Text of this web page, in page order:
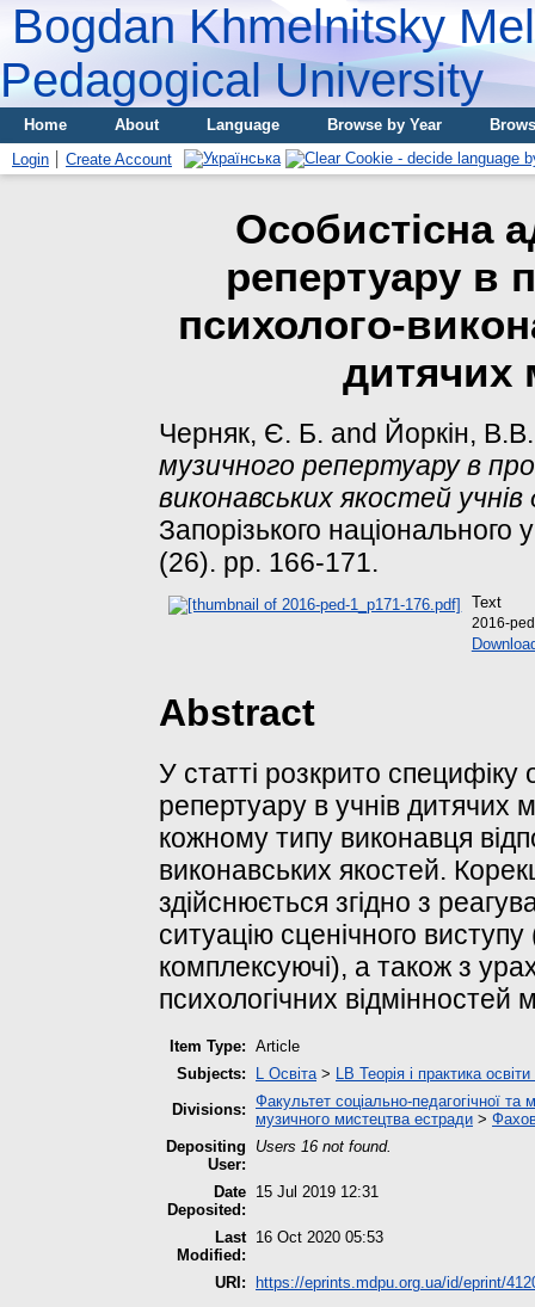
Bogdan Khmelnitsky
Pedagogical University
Home About Language Browse by Year
Login
Create Account
Особистісна
репертуару в
психолого-
дитячих
Черняк, Є. Б. and Йоркін, В.В.
музичного репертуару в
виконавських якостей
Запорізького національного
(26). pp. 166-171.
Text
2016-
Abstract
У статті розкрито специфіку
репертуару в учнів
кожному типу виконавця
виконавських якостей.
здійснюється згідно з
ситуацію сценічного
комплексуючі), а також з
психологічних відмінностей
Item Type: Article
Subjects:
L Освіта> LB Теорія і практика освіти
Divisions: Факультет соціально-педагогічної та
музичного мистецтва естради >
Depositing
User:
Users 16 not found.
Date
Deposited:
15 Jul 2019 12:31
Last
Modified:
16 Oct 2020 05:53
URI: https://eprints.mdpu.org.ua/id/eprint/